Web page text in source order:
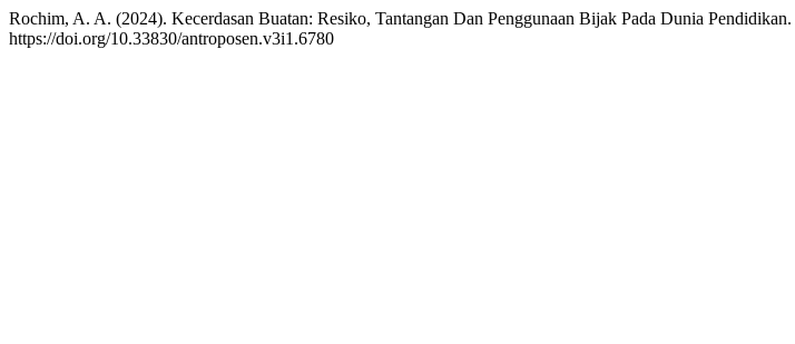
Rochim, A. A. (2024). Kecerdasan Buatan: Resiko, Tantangan Dan Penggunaan Bijak Pada Dunia Pendidikan.
https://doi.org/10.33830/antroposen.v3i1.6780